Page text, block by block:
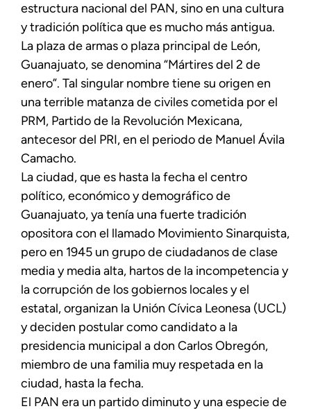
estructura nacional del PAN, sino en una cultura
y tradición política que es mucho más antigua.
La plaza de armas o plaza principal de León,
Guanajuato, se denomina “Mártires del 2 de
enero”. Tal singular nombre tiene su origen en
una terrible matanza de civiles cometida por el
PRM, Partido de la Revolución Mexicana,
antecesor del PRI, en el periodo de Manuel Ávila
Camacho.
La ciudad, que es hasta la fecha el centro
político, económico y demográfico de
Guanajuato, ya tenía una fuerte tradición
opositora con el llamado Movimiento Sinarquista,
pero en 1945 un grupo de ciudadanos de clase
media y media alta, hartos de la incompetencia y
la corrupción de los gobiernos locales y el
estatal, organizan la Unión Cívica Leonesa (UCL)
y deciden postular como candidato a la
presidencia municipal a don Carlos Obregón,
miembro de una familia muy respetada en la
ciudad, hasta la fecha.
El PAN era un partido diminuto y una especie de